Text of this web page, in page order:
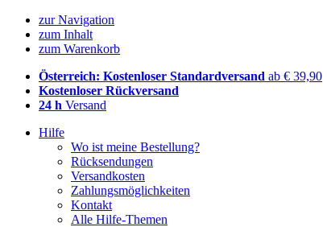
zur Navigation
zum Inhalt
zum Warenkorb
Österreich: Kostenloser Standardversand ab € 39,90
Kostenloser Rückversand
24 h Versand
Hilfe
Wo ist meine Bestellung?
Rücksendungen
Versandkosten
Zahlungsmöglichkeiten
Kontakt
Alle Hilfe-Themen